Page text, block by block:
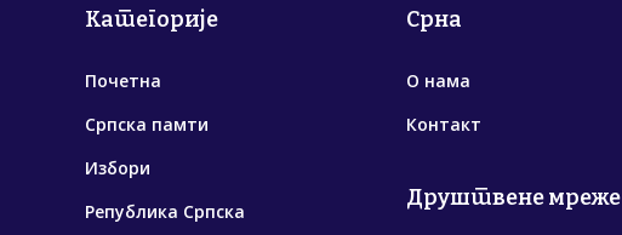
Категорије
Почетна
Српска памти
Избори
Република Српска
Срна
О нама
Контакт
Друштвене мреже